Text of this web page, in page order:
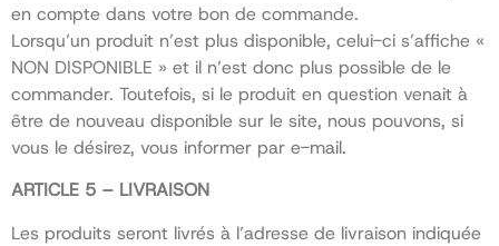
en compte dans votre bon de commande.
Lorsqu’un produit n’est plus disponible, celui-ci s’affiche «
NON DISPONIBLE » et il n’est donc plus possible de le
commander. Toutefois, si le produit en question venait à
être de nouveau disponible sur le site, nous pouvons, si
vous le désirez, vous informer par e-mail.
ARTICLE 5 – LIVRAISON
Les produits seront livrés à l’adresse de livraison indiquée